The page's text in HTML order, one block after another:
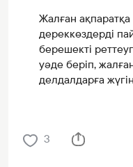
Жалған
дереккөздерді
берешекті
уәде беріп,
делдалдарға
3